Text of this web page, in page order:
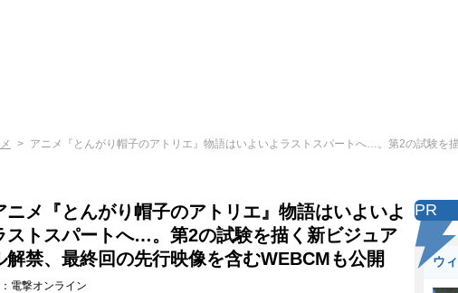
アニメ『とんがり帽子のアトリエ』物語はいよいよラストスパートへ…。第2の試験を
ニメ『とんがり帽子のアトリエ』物語はいよいよ
ストスパートへ…。第2の試験を描く新ビジュア
解禁、最終回の先行映像を含むWEBCMも公開
電撃オンライン
PR
ウ